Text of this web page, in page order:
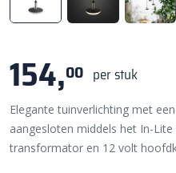
154,00 per stuk
Elegante tuinverlichting met
aangesloten middels het In-
transformator en 12 volt